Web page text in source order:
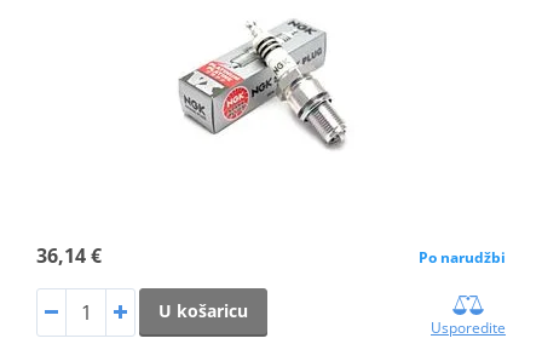
36,14 € Po narudžbi
U košaricu
Usporedite